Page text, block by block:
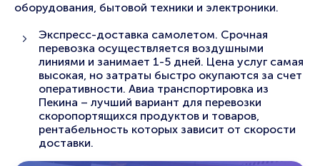
оборудования, бытовой техники и электроники.
Экспресс-доставка самолетом. Срочная
перевозка осуществляется воздушными
линиями и занимает 1-5 дней. Цена услуг самая
высокая, но затраты быстро окупаются за счет
оперативности. Авиа транспортировка из
Пекина – лучший вариант для перевозки
скоропортящихся продуктов и товаров,
рентабельность которых зависит от скорости
доставки.